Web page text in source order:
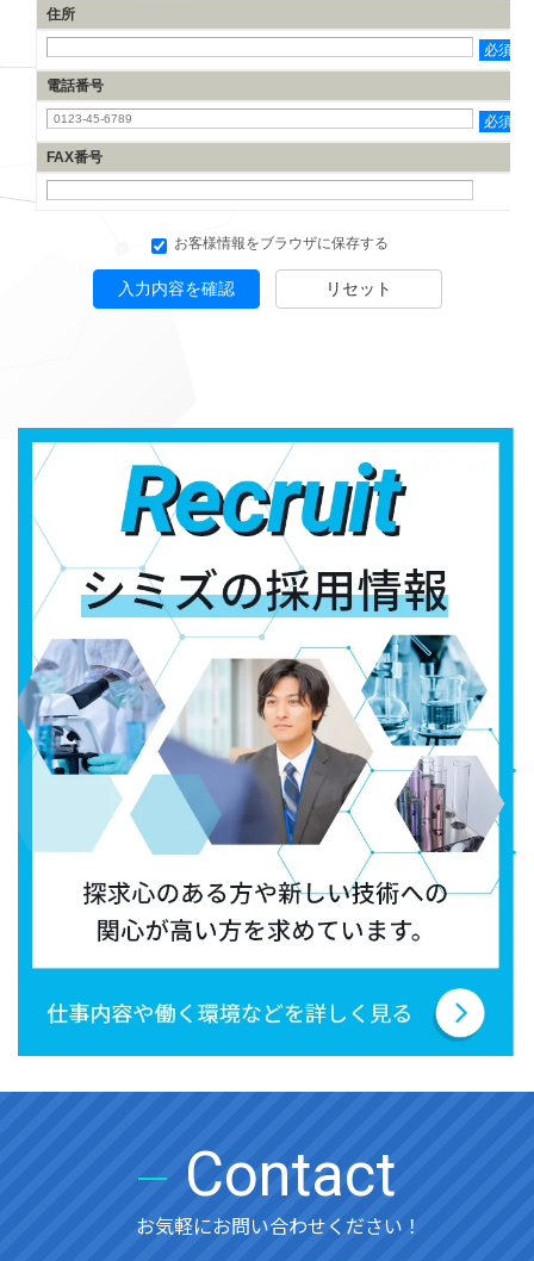
住所
必須
電話番号
必須
FAX番号
お客様情報をブラウザに保存する
入力内容を確認 リセット
Contact
お気軽にお問い合わせください！